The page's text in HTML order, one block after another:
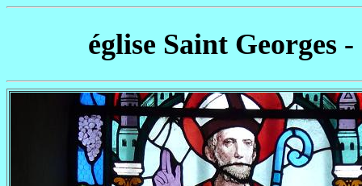
église Saint Georges